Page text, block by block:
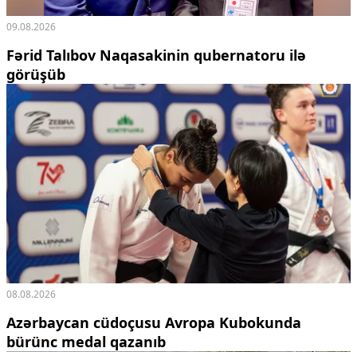
09.08.2026
Fərid Talıbov Naqasakinin qubernatoru ilə
görüşüb
08.08.2026
Azərbaycan cüdoçusu Avropa Kubokunda
bürünc medal qazanıb